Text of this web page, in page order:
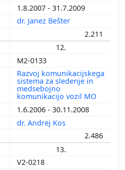
1.8.2007 - 31.7.2009
dr. Janez Bešter
2.211
12.
M2-0133
Razvoj komunikacijskega
sistema za sledenje in
medsebojno
komunikacijo vozil MO
1.6.2006 - 30.11.2008
dr. Andrej Kos
2.486
13.
V2-0218